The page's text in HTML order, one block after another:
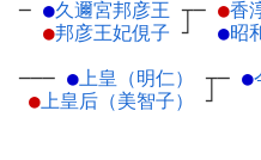
─ ●久邇宮邦彦王 ┬
●邦彦王妃俔子 ┘
─ ●香
●昭
─── ● 上皇（明仁）
┬
● 上皇后（美智子） ┘
─ ●